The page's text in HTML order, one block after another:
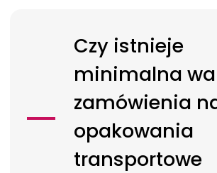
Czy istnieje
minimalna
zamówienia
opakowania
transportowe